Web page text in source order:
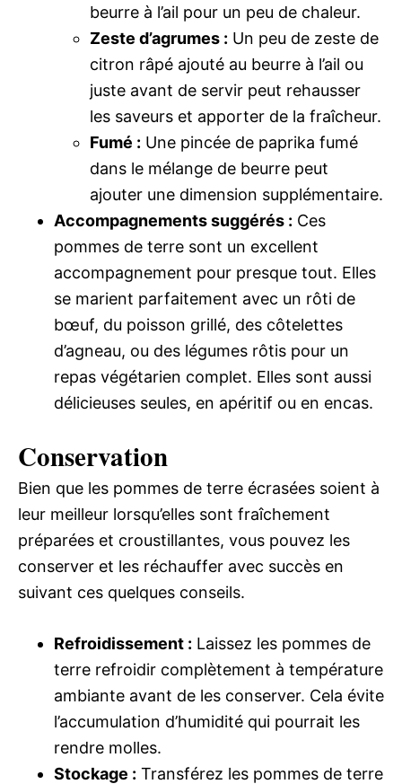
beurre à l’ail pour un peu de chaleur.
Zeste d’agrumes : Un peu de zeste de
citron râpé ajouté au beurre à l’ail ou
juste avant de servir peut rehausser
les saveurs et apporter de la fraîcheur.
Fumé : Une pincée de paprika fumé
dans le mélange de beurre peut
ajouter une dimension supplémentaire.
Accompagnements suggérés : Ces
pommes de terre sont un excellent
accompagnement pour presque tout. Elles
se marient parfaitement avec un rôti de
bœuf, du poisson grillé, des côtelettes
d’agneau, ou des légumes rôtis pour un
repas végétarien complet. Elles sont aussi
délicieuses seules, en apéritif ou en encas.
Conservation
Bien que les pommes de terre écrasées soient à
leur meilleur lorsqu’elles sont fraîchement
préparées et croustillantes, vous pouvez les
conserver et les réchauffer avec succès en
suivant ces quelques conseils.
Refroidissement : Laissez les pommes de
terre refroidir complètement à température
ambiante avant de les conserver. Cela évite
l’accumulation d’humidité qui pourrait les
rendre molles.
Stockage : Transférez les pommes de terre